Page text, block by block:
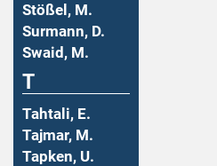
Stößel, M.
Surmann, D.
Swaid, M.
T
Tahtali, E.
Tajmar, M.
Tapken, U.